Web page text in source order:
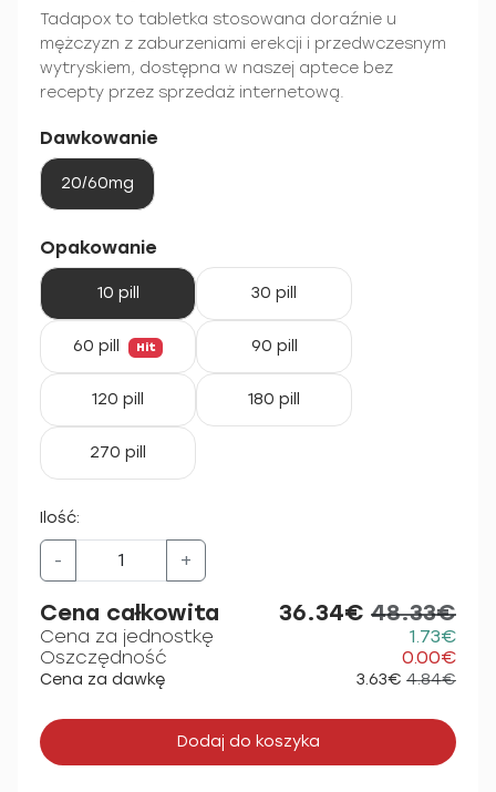
Tadapox to tabletka stosowana doraźnie u
mężczyzn z zaburzeniami erekcji i przedwczesnym
wytryskiem, dostępna w naszej aptece bez
recepty przez sprzedaż internetową.
Dawkowanie
20/60mg
Opakowanie
10 pill 30 pill
60 pill Hit 90 pill
120 pill 180 pill
270 pill
Ilość:
- +
Cena całkowita 36.34€ 48.33€
Cena za jednostkę
1.73€
Oszczędność
0.00€
Cena za dawkę 3.63€ 4.84€
Dodaj do koszyka